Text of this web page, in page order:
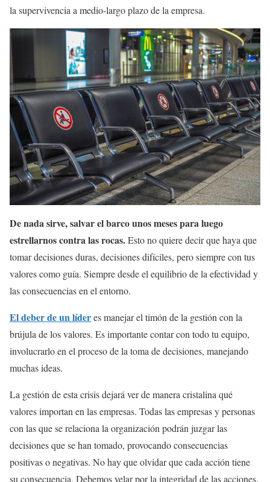
la supervivencia a medio-largo plazo de la empresa.
De nada sirve, salvar el barco unos meses para luego
estrellarnos contra las rocas.Esto no quiere decir que haya que
tomar decisiones duras, decisiones difíciles, pero siempre con tus
valores como guía. Siempre desde el equilibrio de la efectividad y
las consecuencias en el entorno.
El deber de un líderes manejar el timón de la gestión con la
brújula de los valores. Es importante contar con todo tu equipo,
involucrarlo en el proceso de la toma de decisiones, manejando
muchas ideas.
La gestión de esta crisis dejará ver de manera cristalina qué
valores importan en las empresas. Todas las empresas y personas
con las que se relaciona la organización podrán juzgar las
decisiones que se han tomado, provocando consecuencias
positivas o negativas. No hay que olvidar que cada acción tiene
su consecuencia. Debemos velar por la integridad de las acciones.